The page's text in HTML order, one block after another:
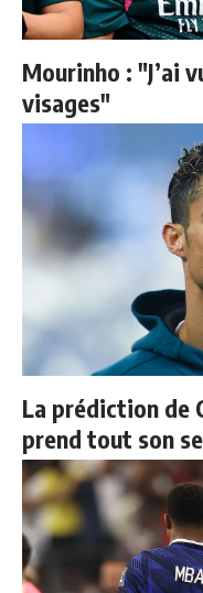
Mourinho : "J’ai
visages"
La prédiction de
prend tout son